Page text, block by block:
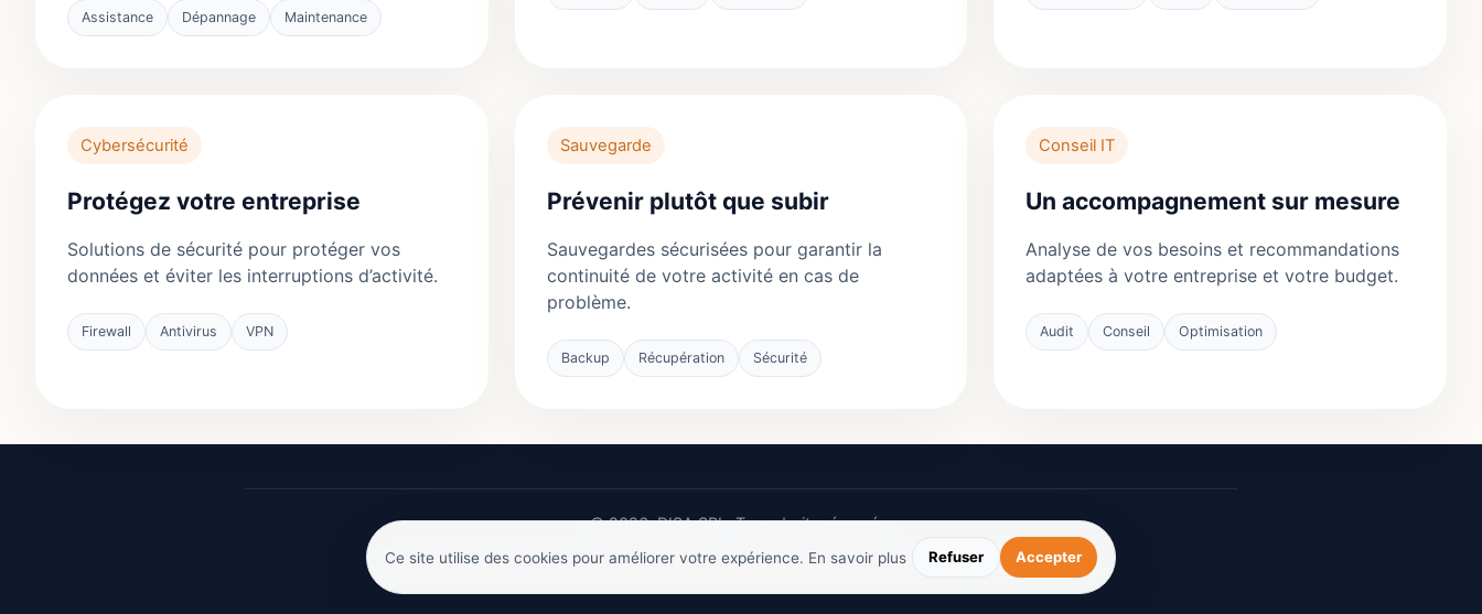
Assistance Dépannage Maintenance
Cybersécurité
Protégez votre entreprise
Solutions de sécurité pour protéger vos
données et éviter les interruptions d’activité.
Firewall Antivirus VPN
Sauvegarde
Prévenir plutôt que subir
Sauvegardes sécurisées pour garantir la
continuité de votre activité en cas de
problème.
Backup Récupération Sécurité
Conseil IT
Un accompagnement sur mesure
Analyse de vos besoins et recommandations
adaptées à votre entreprise et votre budget.
Audit Conseil Optimisation
© 2026, DISA SRL. Tous droits réservés.
Mentions légales•Politique de confidentialité•Conditions générales de ventes•Politique des cookies
Ce site utilise des cookies pour améliorer votre expérience. En savoir plus Refuser Accepter